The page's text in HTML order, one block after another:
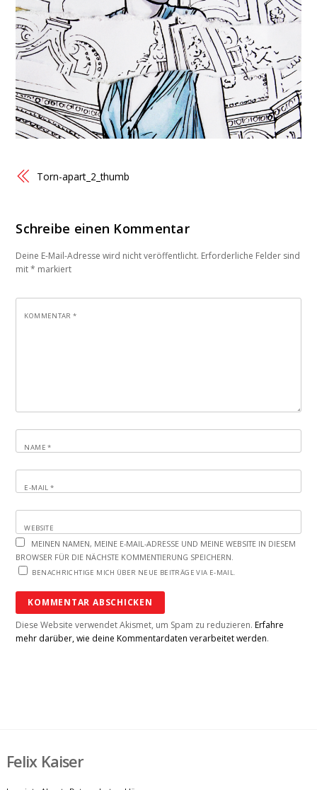
Torn-apart_2_thumb
Schreibe einen Kommentar
Deine E-Mail-Adresse wird nicht veröffentlicht. Erforderliche Felder sind
mit* markiert
KOMMENTAR*
NAME*
E-MAIL*
WEBSITE
MEINEN NAMEN, MEINE E-MAIL-ADRESSE UND MEINE WEBSITE IN DIESEM
BROWSER FÜR DIE NÄCHSTE KOMMENTIERUNG SPEICHERN.
BENACHRICHTIGE MICH ÜBER NEUE BEITRÄGE VIA E-MAIL.
Diese Website verwendet Akismet, um Spam zu reduzieren.Erfahre
mehr darüber, wie deine Kommentardaten verarbeitet werden.
Felix Kaiser